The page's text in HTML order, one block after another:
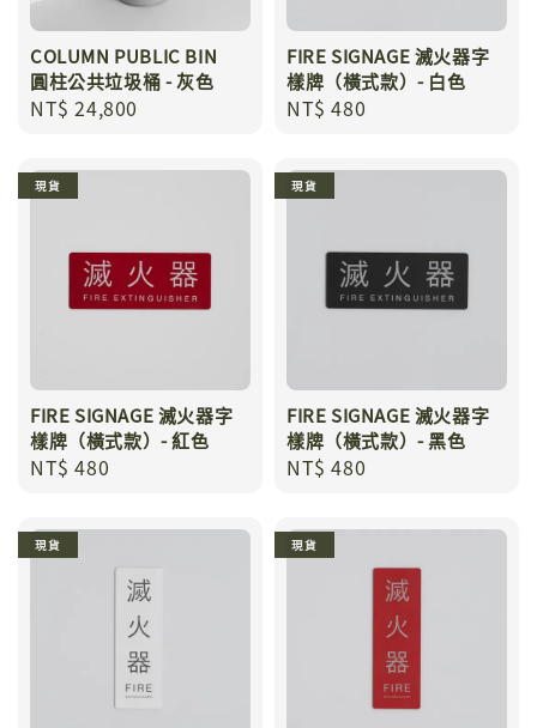
COLUMN PUBLIC BIN
圓柱公共垃圾桶 - 灰色
Regular
NT$ 24,800
FIRE SIGNAGE 滅火器字
樣牌（橫式款）- 白色
Regular
NT$ 480
現貨
FIRE SIGNAGE 滅火器字
樣牌（橫式款）- 紅色
Regular
NT$ 480
現貨
FIRE SIGNAGE 滅火器字
樣牌（橫式款）- 黑色
Regular
NT$ 480
現貨 現貨